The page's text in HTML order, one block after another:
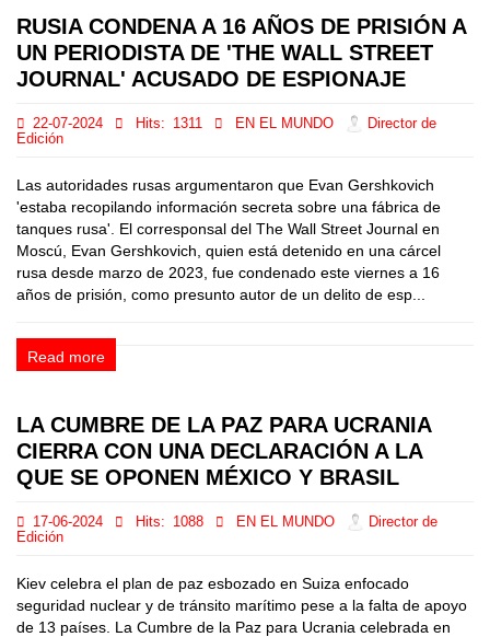
RUSIA CONDENA A 16 AÑOS DE PRISIÓN A
UN PERIODISTA DE 'THE WALL STREET
JOURNAL' ACUSADO DE ESPIONAJE
22-07-2024 Hits: 1311 EN EL MUNDO
Director de
Edición
Las autoridades rusas argumentaron que Evan Gershkovich
'estaba recopilando información secreta sobre una fábrica de
tanques rusa'. El corresponsal del The Wall Street Journal en
Moscú, Evan Gershkovich, quien está detenido en una cárcel
rusa desde marzo de 2023, fue condenado este viernes a 16
años de prisión, como presunto autor de un delito de esp...
Read more
LA CUMBRE DE LA PAZ PARA UCRANIA
CIERRA CON UNA DECLARACIÓN A LA
QUE SE OPONEN MÉXICO Y BRASIL
17-06-2024 Hits: 1088 EN EL MUNDO
Director de
Edición
Kiev celebra el plan de paz esbozado en Suiza enfocado
seguridad nuclear y de tránsito marítimo pese a la falta de apoyo
de 13 países. La Cumbre de la Paz para Ucrania celebrada en